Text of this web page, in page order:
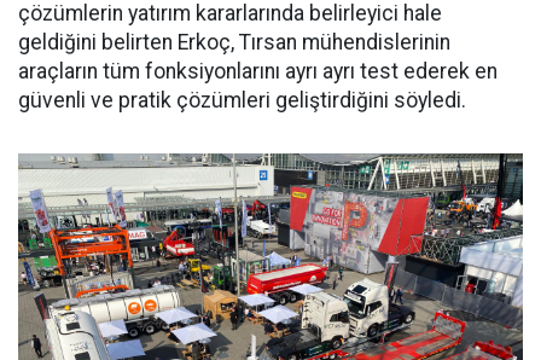
çözümlerin yatı­rım kararlarında belirleyici hale
geldiğini belirten Erkoç, Tırsan mühendislerinin
araçların tüm fonksiyonlarını ayrı ayrı test ede­rek en
güvenli ve pratik çözümleri geliştirdiğini söyledi.